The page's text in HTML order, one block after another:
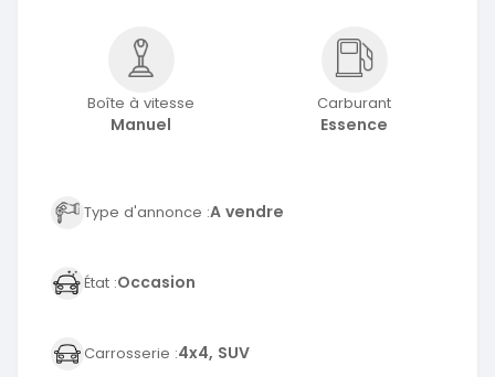
Boîte à vitesse
Manuel
Carburant
Essence
Type d'annonce :A vendre
État :Occasion
Carrosserie :4x4, SUV